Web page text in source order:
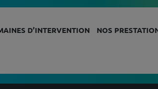
D’INTERVENTION NOS